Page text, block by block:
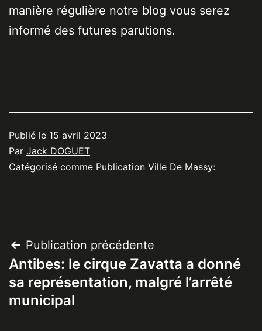
manière régulière notre blog vous serez
informé des futures parutions.
Publié le 15 avril 2023
Par Jack DOGUET
Catégorisé comme Publication Ville De Massy:
Navigation
de
l’article
Publication précédente
Antibes: le cirque Zavatta a donné
sa représentation, malgré l’arrêté
municipal